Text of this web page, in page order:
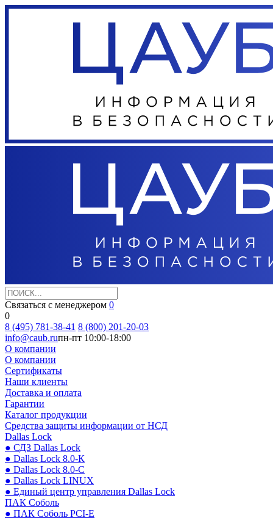
Связаться с менеджером 0
0
8 (495) 781-38-41 8 (800) 201-20-03
info@caub.ruпн-пт 10:00-18:00
О компании
О компании
Сертификаты
Наши клиенты
Доставка и оплата
Гарантии
Каталог продукции
Средства защиты информации от НСД
Dallas Lock
● СДЗ Dallas Lock
● Dallas Lock 8.0-К
● Dallas Lock 8.0-С
● Dallas Lock LINUX
● Единый центр управления Dallas Lock
ПАК Соболь
● ПАК Соболь PCI-E